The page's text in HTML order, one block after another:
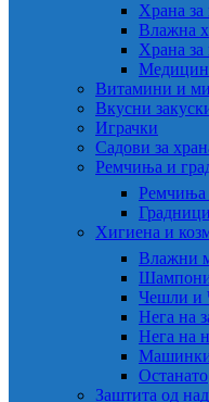
Храна за
Влажна
Храна за
Витамини и
Вкусни
Играчки
Садови за
Ремчиња и
Ремчиња
Градници
Хигиена и
Влажни
Шампони
Чешли и
Нега на
Нега на
Останато
Заштита од